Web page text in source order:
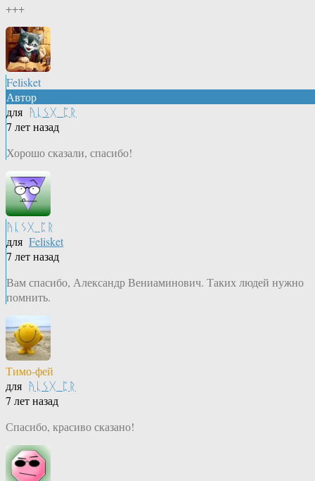
+++
Felisket
Автор
для ᚤᚳᛊᚷ_ᛈᚱ
7 лет назад
Хорошо сказали, спасибо!
ᚤᚳᛊᚷ_ᛈᚱ
для Felisket
7 лет назад
Вам спасибо, Александр Вениаминович. Таких людей нужно
помнить.
Тимо-фей
для ᚤᚳᛊᚷ_ᛈᚱ
7 лет назад
Спасибо, красиво сказано!